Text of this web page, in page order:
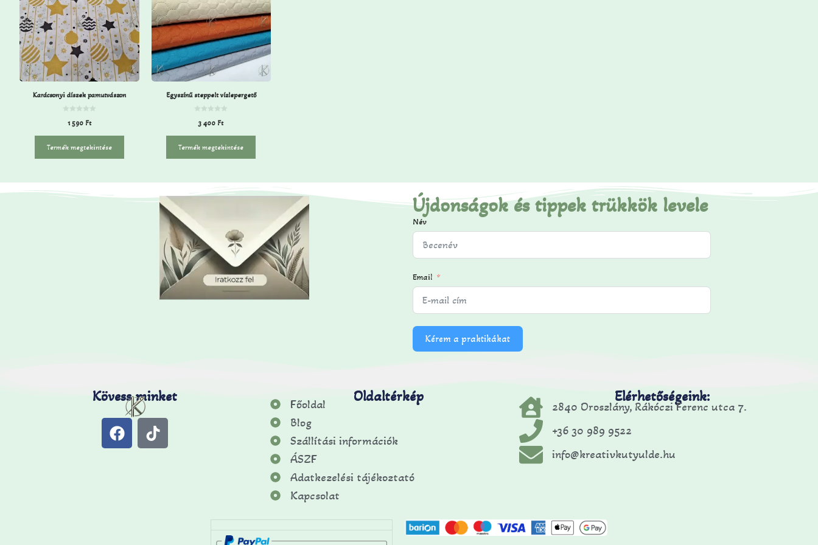
Karácsonyi díszek pamutvászon
5
b
l
1 590 Ft
Termék megtekintése
Egyszínű steppelt vízlepergető
5
b
l
3 400 Ft
Termék megtekintése
Újdonságok és tippek trükkök levele
Név
Email
Kérem a praktikákat
Kövess minket Oldaltérkép
Főoldal
Blog
Szállítási információk
ÁSZF
Adatkezelési tájékoztató
Kapcsolat
Elérhetőségeink:
2840 Oroszlány, Rákóczi Ferenc utca 7.
+36 30 989 9522
info@kreativkutyulde.hu